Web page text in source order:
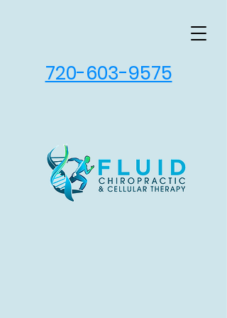
720-603-9575